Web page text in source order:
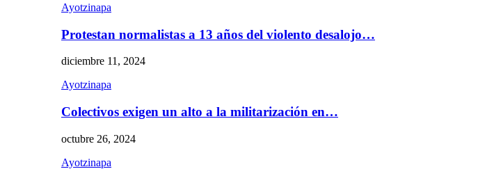
Ayotzinapa
Protestan normalistas a 13 años del violento desalojo…
diciembre 11, 2024
Ayotzinapa
Colectivos exigen un alto a la militarización en…
octubre 26, 2024
Ayotzinapa